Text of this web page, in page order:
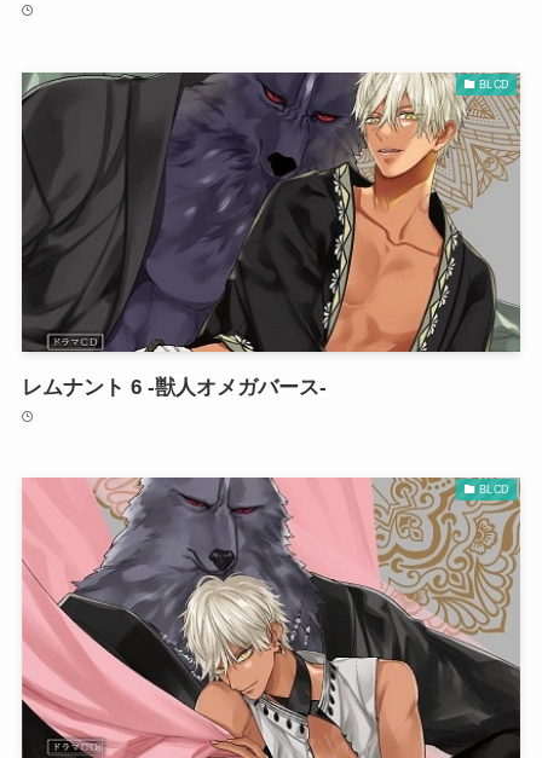
BLCD
レムナント 6 -獣人オメガバース-
BLCD